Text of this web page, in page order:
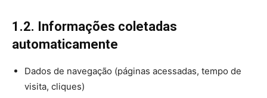
1.2. Informações coletadas
automaticamente
Dados de navegação (páginas acessadas, tempo de
visita, cliques)